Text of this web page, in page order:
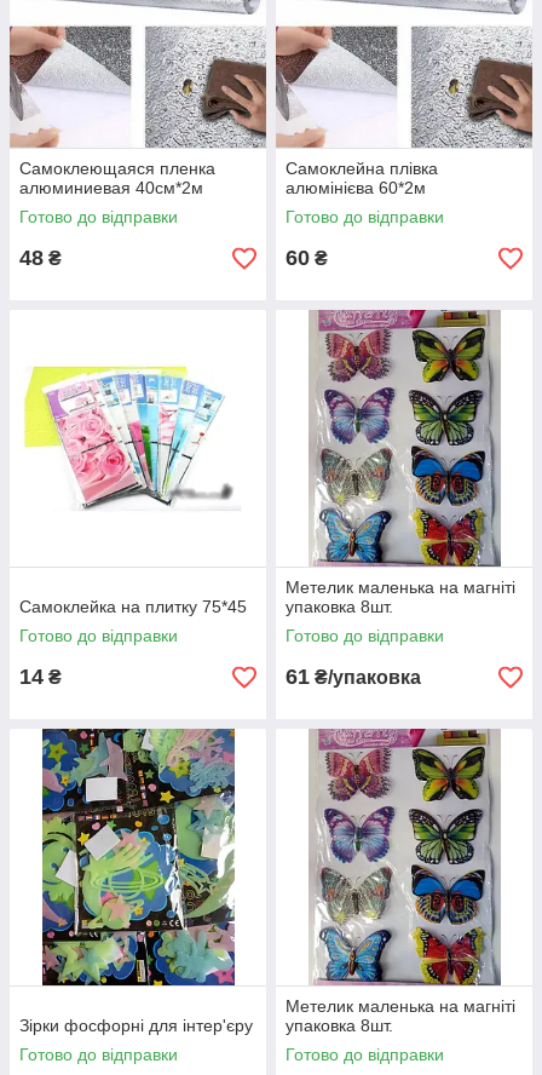
Самоклеющаяся пленка
алюминиевая 40см*2м
Готово до відправки
48 ₴
Самоклейна плівка
алюмінієва 60*2м
Готово до відправки
60 ₴
Самоклейка на плитку 75*45
Готово до відправки
14 ₴
Метелик маленька на магніті
упаковка 8шт.
Готово до відправки
61 ₴/упаковка
Зірки фосфорні для інтер'єру
Готово до відправки
Метелик маленька на магніті
упаковка 8шт.
Готово до відправки